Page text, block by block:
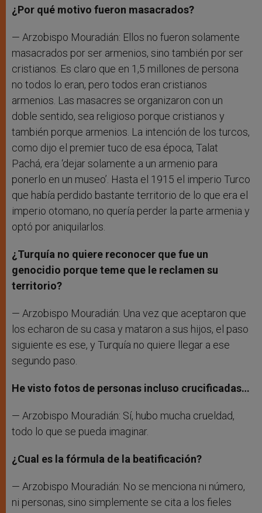
¿Por qué motivo fueron masacrados?
— Arzobispo Mouradián: Ellos no fueron solamente
masacrados por ser armenios, sino también por ser
cristianos. Es claro que en 1,5 millones de persona
no todos lo eran, pero todos eran cristianos
armenios. Las masacres se organizaron con un
doble sentido, sea religioso porque cristianos y
también porque armenios. La intención de los turcos,
como dijo el premier tuco de esa época, Talat
Pachá, era ‘dejar solamente a un armenio para
ponerlo en un museo’. Hasta el 1915 el imperio Turco
que había perdido bastante territorio de lo que era el
imperio otomano, no quería perder la parte armenia y
optó por aniquilarlos.
¿Turquía no quiere reconocer que fue un
genocidio porque teme que le reclamen su
territorio?
— Arzobispo Mouradián: Una vez que aceptaron que
los echaron de su casa y mataron a sus hijos, el paso
siguiente es ese, y Turquía no quiere llegar a ese
segundo paso.
He visto fotos de personas incluso crucificadas…
— Arzobispo Mouradián: Sí, hubo mucha crueldad,
todo lo que se pueda imaginar.
¿Cual es la fórmula de la beatificación?
— Arzobispo Mouradián: No se menciona ni número,
ni personas, sino simplemente se cita a los fieles